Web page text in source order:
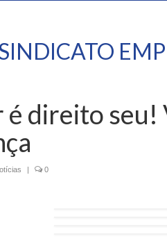
é direito seu!
| 0